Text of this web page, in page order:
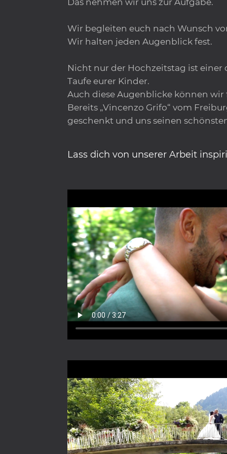
Wir begleiten euch nach Wunsch
Wir halten jeden Augenblick fest.
Nicht nur der Hochzeitstag ist
Taufe eurer Kinder.
Auch diese Augenblicke können
Bereits „Vincenzo Grifo“ vom
geschenkt und uns seinen
Lass dich von unserer Arbeit